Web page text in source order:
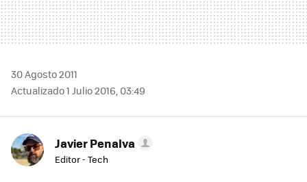
30 Agosto 2011
Actualizado 1 Julio 2016, 03:49
Javier Penalva
Editor - Tech